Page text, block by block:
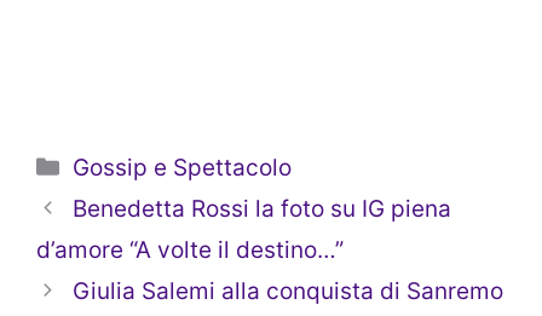
Categorie
Gossip e Spettacolo
Benedetta Rossi la foto su IG piena
d’amore “A volte il destino…”
Giulia Salemi alla conquista di Sanremo